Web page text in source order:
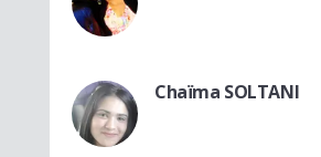
Chaïma SOLTANI